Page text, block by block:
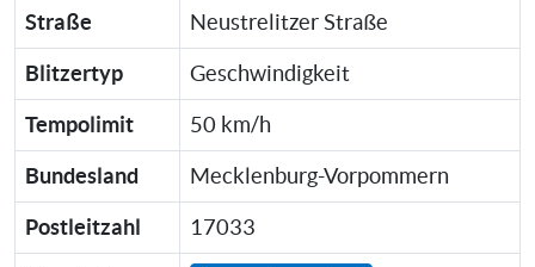
Straße Neustrelitzer Straße
Blitzertyp Geschwindigkeit
Tempolimit 50 km/h
Bundesland Mecklenburg-Vorpommern
Postleitzahl 17033